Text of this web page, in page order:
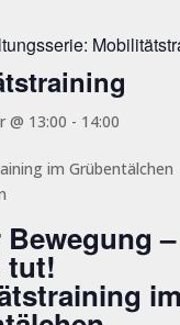
@ 13:00 - 14:00
–
tut!
im